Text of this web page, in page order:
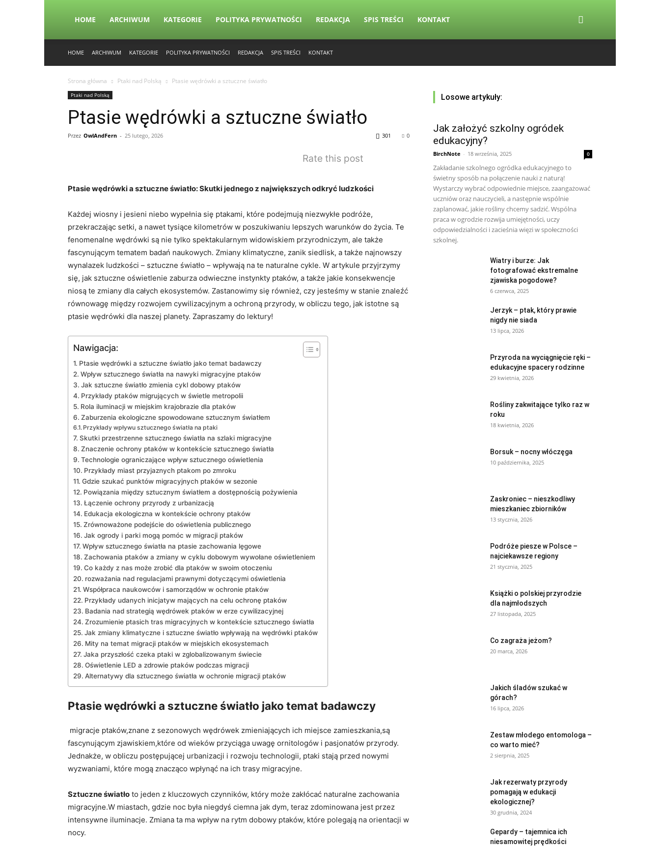
HOME ARCHIWUM KATEGORIE POLITYKA PRYWATNOŚCI REDAKCJA SPIS TREŚCI KONTAKT
HOME ARCHIWUM KATEGORIE POLITYKA PRYWATNOŚCI REDAKCJA SPIS TREŚCI KONTAKT
Strona główna Ptaki nad Polską Ptasie wędrówki a sztuczne światło
Ptaki nad Polską
Ptasie wędrówki a sztuczne światło
Przez OwlAndFern - 25 lutego, 2026 0
301
Rate this post
Ptasie wędrówki a sztuczne światło: Skutki jednego z największych odkryć ludzkości
Każdej wiosny i jesieni niebo wypełnia się ptakami, które podejmują niezwykłe podróże,
przekraczając setki, a nawet tysiące kilometrów w poszukiwaniu ⁣lepszych warunków do życia. Te⁤
fenomenalne wędrówki są nie tylko⁣ spektakularnym widowiskiem przyrodniczym, ale także
fascynującym tematem badań naukowych. Zmiany klimatyczne, zanik siedlisk, a ⁣także najnowszy
wynalazek ludzkości – sztuczne światło –‌ wpływają na te naturalne ⁤cykle. W artykule przyjrzymy
się, jak sztuczne oświetlenie zaburza odwieczne instynkty ptaków, a także jakie konsekwencje
niosą te zmiany dla całych ⁤ekosystemów. Zastanowimy się również, czy jesteśmy w stanie znaleźć⁣
równowagę między rozwojem cywilizacyjnym a ochroną przyrody,⁤ w obliczu tego, jak istotne są
ptasie wędrówki‌ dla naszej planety.⁢ Zapraszamy do lektury!
Nawigacja:
Ptasie wędrówki a sztuczne światło jako temat badawczy
Wpływ sztucznego światła na ‍nawyki migracyjne ptaków
Jak sztuczne światło zmienia cykl dobowy⁤ ptaków
Przykłady ptaków migrujących w świetle metropolii
Rola iluminacji w miejskim krajobrazie dla ptaków
Zaburzenia ekologiczne spowodowane sztucznym światłem
Przykłady wpływu sztucznego światła na ptaki
Skutki przestrzenne‍ sztucznego światła na⁤ szlaki migracyjne
Znaczenie ochrony ptaków ⁢w kontekście sztucznego światła
Technologie ograniczające wpływ sztucznego oświetlenia
Przykłady miast przyjaznych ptakom po​ zmroku
Gdzie szukać punktów migracyjnych ptaków w sezonie
Powiązania między sztucznym‌ światłem a dostępnością pożywienia
Łączenie ochrony przyrody z‍ urbanizacją
Edukacja ekologiczna w kontekście ochrony ​ptaków
Zrównoważone podejście do oświetlenia publicznego
Jak ogrody ​i parki mogą pomóc w migracji ptaków
Wpływ⁢ sztucznego światła na ptasie zachowania lęgowe
Zachowania ‌ptaków a zmiany w cyklu dobowym wywołane oświetleniem
Co każdy z nas może zrobić dla ptaków w swoim otoczeniu
rozważania nad regulacjami prawnymi dotyczącymi⁢ oświetlenia
Współpraca naukowców i samorządów w ochronie ptaków
Przykłady udanych inicjatyw mających na celu ochronę ptaków
Badania nad strategią wędrówek ptaków w erze cywilizacyjnej
Zrozumienie ptasich tras migracyjnych w kontekście sztucznego światła
Jak zmiany klimatyczne i sztuczne światło wpływają na wędrówki ptaków
Mity na temat migracji ptaków w miejskich ekosystemach
Jaka przyszłość czeka ptaki w zglobalizowanym świecie
Oświetlenie LED a zdrowie ptaków podczas migracji
Alternatywy dla sztucznego światła ⁤w ochronie migracji ptaków
Ptasie wędrówki a sztuczne światło jako temat badawczy
⁤ migracje ptaków,znane z⁣ sezonowych wędrówek zmieniających ich miejsce zamieszkania,są
fascynującym⁤ zjawiskiem,które ⁣od wieków⁤ przyciąga‌ uwagę ornitologów i pasjonatów przyrody.
Jednakże, w obliczu postępującej urbanizacji i rozwoju technologii, ptaki stają przed nowymi
wyzwaniami, które mogą znacząco⁢ wpłynąć na ich trasy migracyjne.
Sztuczne światło to jeden z kluczowych ‌czynników, który może zakłócać naturalne zachowania
migracyjne.W miastach, gdzie noc była ‌niegdyś ciemna jak dym, teraz zdominowana‍ jest przez
intensywne iluminacje. Zmiana ta ma wpływ na rytm dobowy ptaków, które polegają na orientacji w
nocy.
Losowe artykuły:
Jak założyć szkolny ogródek
edukacyjny?
BirchNote - 18 września, 2025 0
Zakładanie szkolnego ogródka edukacyjnego to
świetny sposób na połączenie nauki z naturą!
Wystarczy wybrać odpowiednie miejsce, zaangażować
uczniów oraz nauczycieli, a następnie wspólnie
zaplanować, jakie rośliny chcemy sadzić. Wspólna
praca w ogrodzie rozwija umiejętności, uczy
odpowiedzialności i zacieśnia więzi w społeczności
szkolnej.
Wiatry i burze: Jak
fotografować ekstremalne
zjawiska pogodowe?
6 czerwca, 2025
Jerzyk – ptak, który prawie
nigdy nie siada
13 lipca, 2026
Przyroda na wyciągnięcie ręki –
edukacyjne spacery rodzinne
29 kwietnia, 2026
Rośliny zakwitające tylko raz w
roku
18 kwietnia, 2026
Borsuk – nocny włóczęga
10 października, 2025
Zaskroniec – nieszkodliwy
mieszkaniec zbiorników
13 stycznia, 2026
Podróże piesze w Polsce –
najciekawsze regiony
21 stycznia, 2025
Książki o polskiej przyrodzie
dla najmłodszych
27 listopada, 2025
Co zagraża jeżom?
20 marca, 2026
Jakich śladów szukać w
górach?
16 lipca, 2026
Zestaw młodego entomologa –
co warto mieć?
2 sierpnia, 2025
Jak rezerwaty przyrody
pomagają w edukacji
ekologicznej?
30 grudnia, 2024
Gepardy – tajemnica ich
niesamowitej prędkości